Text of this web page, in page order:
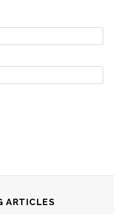
ARTICLES